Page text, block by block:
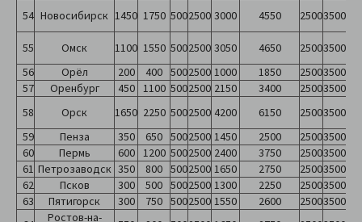
54 Новосибирск 1450 1750 5002500 3000 4550 25003500
55 Омск 1100 1550 5002500 3050 4650 25003500
56
Орёл 200 400 5002500 1000 1850 25003500
57
Оренбург 450 1100 5002500 2150 3400 25003500
58
Орск 1650 2250 5002500 4200 6150 25003500
59
Пенза 350 650 5002500 1450 2500 25003500
60
Пермь 600 1200 5002500 2400 3750 25003500
61 Петрозаводск 350 800 5002500 1650 2750 25003500
62
Псков 300 500 5002500 1300 2250 25003500
63
Пятигорск 300 750 5002500 1550 2600 25003500
Ростов-на-